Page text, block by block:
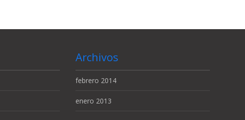
Archivos
febrero 2014
enero 2013